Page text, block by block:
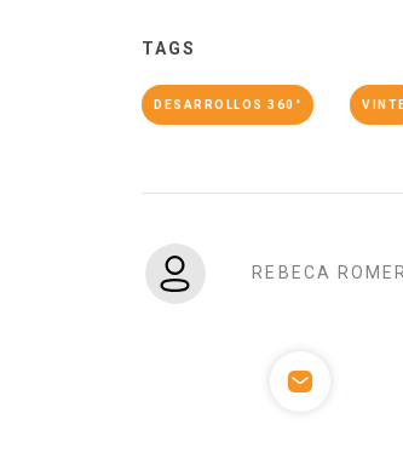
TAGS
DESARROLLOS 360°
REBECA